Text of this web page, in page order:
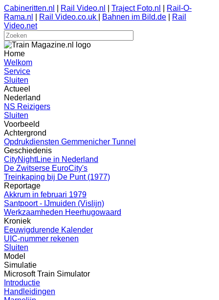
Cabineritten.nl Rail Video.nl Traject Foto.nl
Rail-O-
Rama.nl
Rail Video.co.uk Bahnen im Bild.de
Rail
Video.net
Home
Welkom
Service
Sluiten
Actueel
Nederland
NS Reizigers
Sluiten
Voorbeeld
Achtergrond
Opdrukdiensten Gemmenicher Tunnel
Geschiedenis
CityNightLine in Nederland
De Zwitserse EuroCity's
Treinkaping bij De Punt (1977)
Reportage
Akkrum in februari 1979
Santpoort - IJmuiden (Vislijn)
Werkzaamheden Heerhugowaard
Kroniek
Eeuwigdurende Kalender
UIC-nummer rekenen
Sluiten
Model
Simulatie
Microsoft Train Simulator
Introductie
Handleidingen